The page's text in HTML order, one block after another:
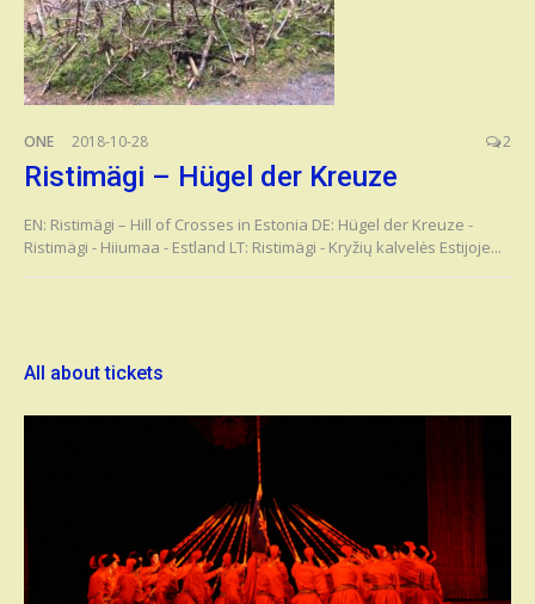
ONE 2018-10-28 2
Ristimägi – Hügel der Kreuze
EN: Ristimägi – Hill of Crosses in Estonia DE: Hügel der Kreuze -
Ristimägi - Hiiumaa - Estland LT: Ristimägi - Kryžių kalvelės Estijoje...
All about tickets